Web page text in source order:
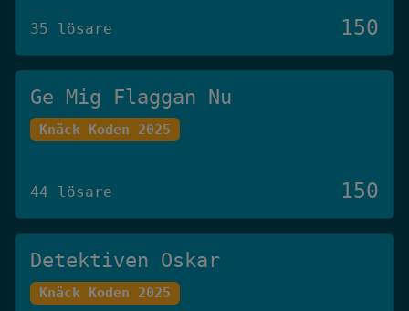
35 lösare 150
Ge Mig Flaggan Nu
Knäck Koden 2025
44 lösare 150
Detektiven Oskar
Knäck Koden 2025